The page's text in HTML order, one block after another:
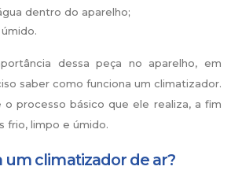
dentro do aparelho;
dessa peça no aparelho, em
saber como funciona um climatizador.
o processo básico que ele realiza, a fim
frio, limpo e úmido.
um climatizador de ar?